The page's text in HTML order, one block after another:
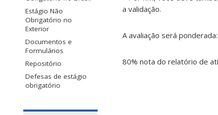
Estágio Não
Obrigatório no
Exterior
Documentos e
Formulários
Repositório
Defesas de estágio
obrigatório
a validação.
A avaliação será ponderada:
80% nota do relatório de